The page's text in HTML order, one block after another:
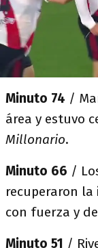
Minuto 74 /
área y estuvo
Millonario.
Minuto 66 /
recuperaron
con fuerza y
Minuto 51 /